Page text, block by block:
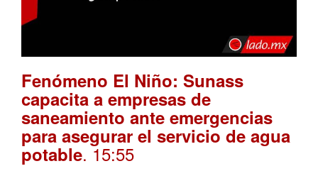
Fenómeno El Niño: Sunass
capacita a empresas de
saneamiento ante emergencias
para asegurar el servicio de agua
potable. 15:55